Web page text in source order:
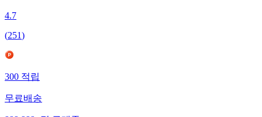
4.7
(251)
300적립
무료배송